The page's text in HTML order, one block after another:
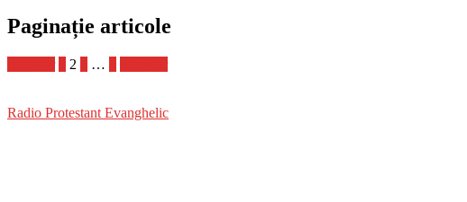
Paginație articole
2 …
Radio Protestant Evanghelic